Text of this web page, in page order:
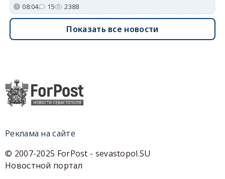
08:04 15 2388
Показать все новости
Реклама на сайте
© 2007-2025 ForPost - sevastopol.SU
Новостной портал